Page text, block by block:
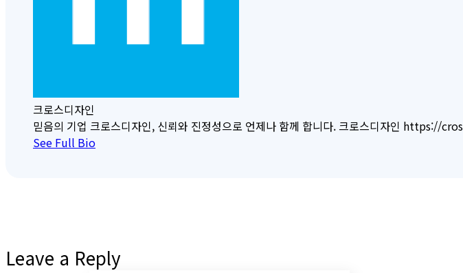
크로스디자인
믿음의 기업 크로스디자인, 신뢰와 진정성으로 언제나 함께 합니다. 크로스디자인 https://
See Full Bio
Leave a Reply